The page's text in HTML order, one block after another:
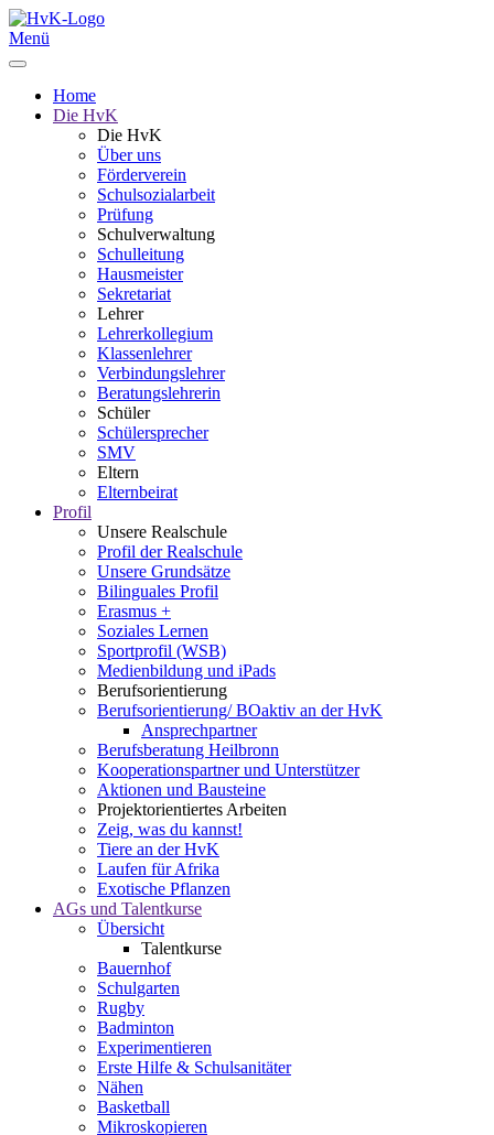
Menü
Home
Die HvK
Die HvK
Über uns
Förderverein
Schulsozialarbeit
Prüfung
Schulverwaltung
Schulleitung
Hausmeister
Sekretariat
Lehrer
Lehrerkollegium
Klassenlehrer
Verbindungslehrer
Beratungslehrerin
Schüler
Schülersprecher
SMV
Eltern
Elternbeirat
Profil
Unsere Realschule
Profil der Realschule
Unsere Grundsätze
Bilinguales Profil
Erasmus +
Soziales Lernen
Sportprofil (WSB)
Medienbildung und iPads
Berufsorientierung
Berufsorientierung/ BOaktiv an der HvK
Ansprechpartner
Berufsberatung Heilbronn
Kooperationspartner und Unterstützer
Aktionen und Bausteine
Projektorientiertes Arbeiten
Zeig, was du kannst!
Tiere an der HvK
Laufen für Afrika
Exotische Pflanzen
AGs und Talentkurse
Übersicht
Talentkurse
Bauernhof
Schulgarten
Rugby
Badminton
Experimentieren
Erste Hilfe & Schulsanitäter
Nähen
Basketball
Mikroskopieren